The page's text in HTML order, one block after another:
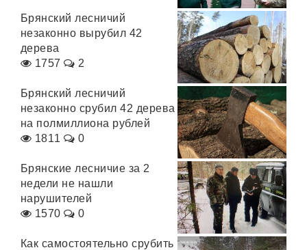
Брянский лесничий
незаконно вырубил 42
дерева
1757
2
Брянский лесничий
незаконно срубил 42 дерева
на полмиллиона рублей
1811
0
Брянские лесничие за 2
недели не нашли
нарушителей
1570
0
Как самостоятельно срубить